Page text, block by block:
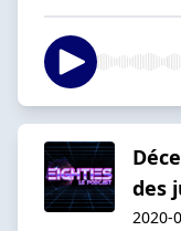
des
2020-